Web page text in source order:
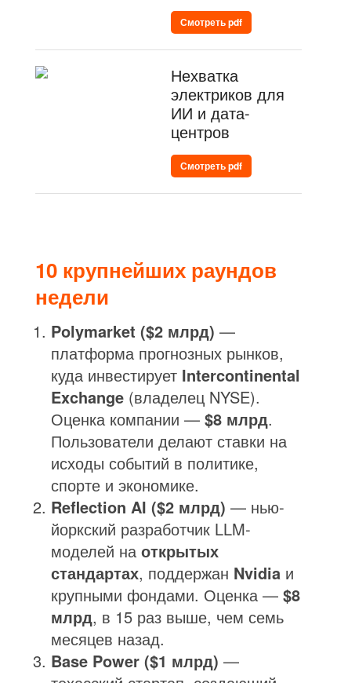
Смотреть pdf
Нехватка
электриков для
ИИ и дата-
центров
Смотреть pdf
10 крупнейших раундов
недели
Polymarket ($2 млрд) —
платформа прогнозных рынков,
куда инвестирует Intercontinental
Exchange (владелец NYSE).
Оценка компании — $8 млрд.
Пользователи делают ставки на
исходы событий в политике,
спорте и экономике.
Reflection AI ($2 млрд) — нью-
йоркский разработчик LLM-
моделей на открытых
стандартах, поддержан Nvidia и
крупными фондами. Оценка — $8
млрд, в 15 раз выше, чем семь
месяцев назад.
Base Power ($1 млрд) —